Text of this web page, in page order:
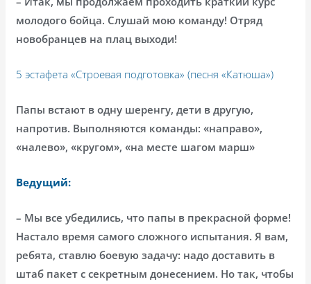
молодого бойца. Слушай мою команду! Отряд
новобранцев на плац выходи!
5 эстафета «Строевая подготовка» (песня «Катюша»)
Папы встают в одну шеренгу, дети в другую,
напротив. Выполняются команды: «направо»,
«налево», «кругом», «на месте шагом марш»
Ведущий:
– Мы все убедились, что папы в прекрасной форме!
Настало время самого сложного испытания. Я вам,
ребята, ставлю боевую задачу: надо доставить в
штаб пакет с секретным донесением. Но так, чтобы